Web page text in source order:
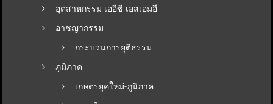
อุตสาหกรรม-เออีซี-เอสเอมอี
อาชญากรรม
กระบวนการยุติธรรม
ภูมิภาค
เกษตรยุคใหม่-ภูมิภาค